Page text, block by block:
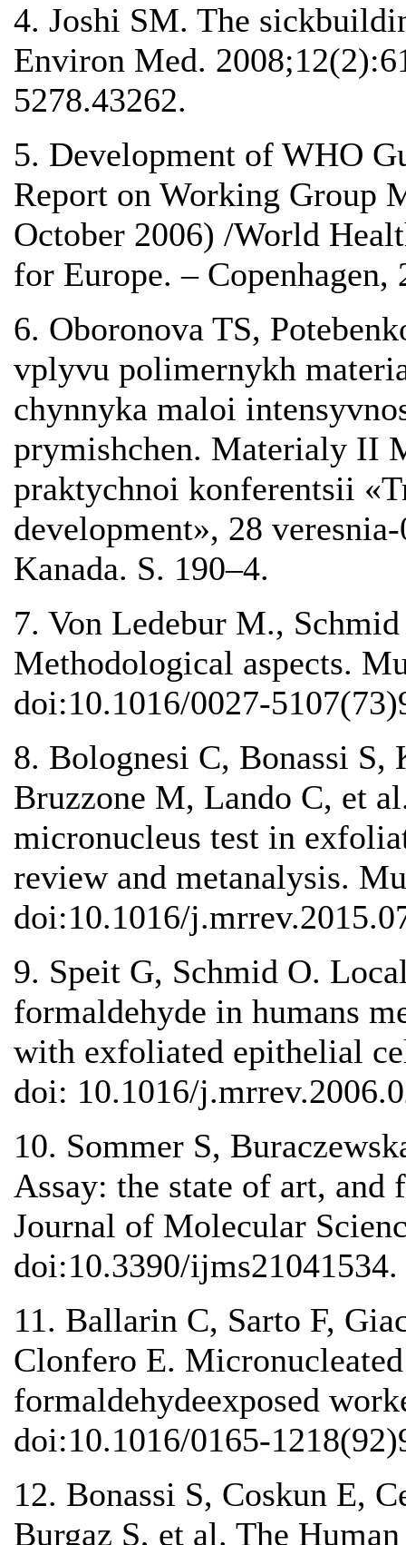
4. Joshi SM. The
Environ Med.
5278.43262.
5. Development of WHO
Report on Working Group
October 2006) /World
for Europe. – Copenhagen,
6. Oboronova TS,
vplyvu polimernykh
chynnyka maloi
prymishchen. Materialy II
praktychnoi konferentsii
development», 28
Kanada. S. 190–4.
7. Von Ledebur M.,
Methodological aspects.
doi:10.1016/0027-
8. Bolognesi C, Bonassi S,
Bruzzone M, Lando C, et
micronucleus test in
review and metanalysis.
doi:10.1016/
9. Speit G, Schmid O.
formaldehyde in humans
with exfoliated epithelial
doi: 10.1016/
10. Sommer S,
Assay: the state of art,
Journal of Molecular
doi:10.3390/ijms21041534.
11. Ballarin C, Sarto F,
Clonfero E.
formaldehydeexposed
doi:10.1016/0165-
12. Bonassi S, Coskun E,
Burgaz S, et al. The